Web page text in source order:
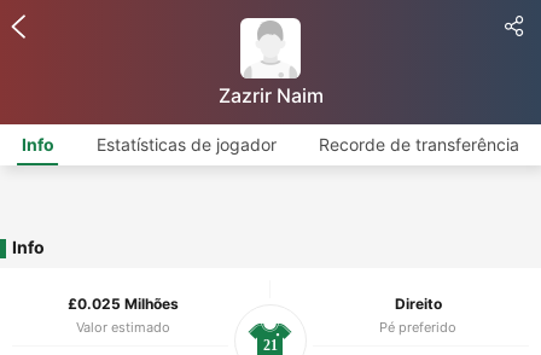
Zazrir Naim
Info Estatísticas de jogador Recorde de transferência
Info
£0.025 Milhões
Valor estimado
Direito
Pé preferido
21